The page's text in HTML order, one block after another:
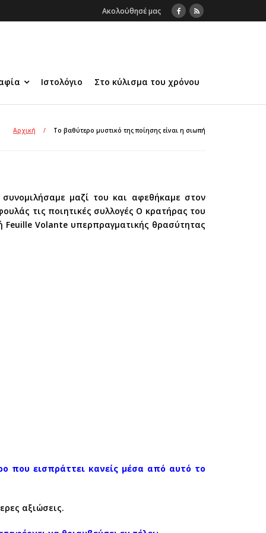
Ακολούθησέ μας
Ιστολόγιο Στο κύλισμα του χρόνου
Αρχική / Το βαθύτερο μυστικό της ποίησης είναι η σιωπή
μαζί του και αφεθήκαμε στον
τις ποιητικές συλλογές Ο κρατήρας του
Feuille Volante υπερπραγματικής θρασύτητας
που εισπράττει κανείς μέσα από αυτό το
αξιώσεις.